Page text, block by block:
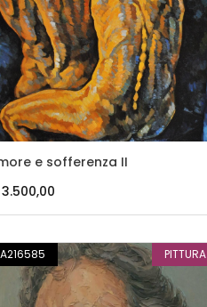
e sofferenza II
PITTURA